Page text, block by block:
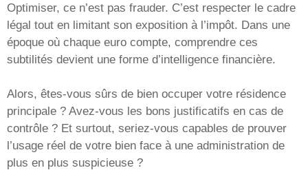
Optimiser, ce n’est pas frauder. C’est respecter le cadre
légal tout en limitant son exposition à l’impôt. Dans une
époque où chaque euro compte, comprendre ces
subtilités devient une forme d’intelligence financière.
Alors, êtes-vous sûrs de bien occuper votre résidence
principale ? Avez-vous les bons justificatifs en cas de
contrôle ? Et surtout, seriez-vous capables de prouver
l’usage réel de votre bien face à une administration de
plus en plus suspicieuse ?